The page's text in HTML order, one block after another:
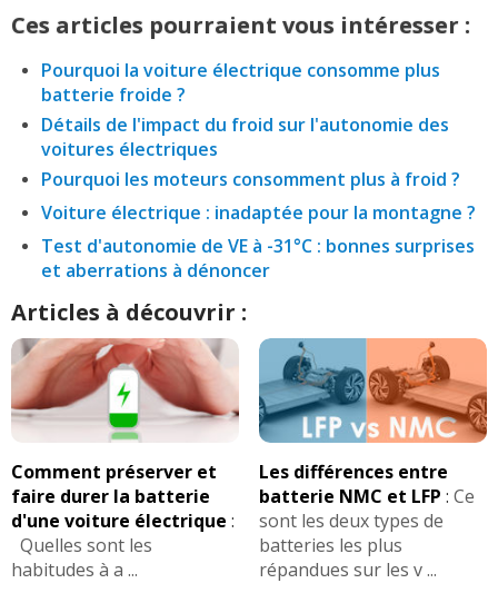
Ces articles pourraient vous intéresser :
Pourquoi la voiture électrique consomme plus
batterie froide ?
Détails de l'impact du froid sur l'autonomie des
voitures électriques
Pourquoi les moteurs consomment plus à froid ?
Voiture électrique : inadaptée pour la montagne ?
Test d'autonomie de VE à -31°C : bonnes surprises
et aberrations à dénoncer
Articles à découvrir :
Comment préserver et
faire durer la batterie
d'une voiture électrique :
Quelles sont les
habitudes à a ...
Les différences entre
batterie NMC et LFP : Ce
sont les deux types de
batteries les plus
répandues sur les v ...